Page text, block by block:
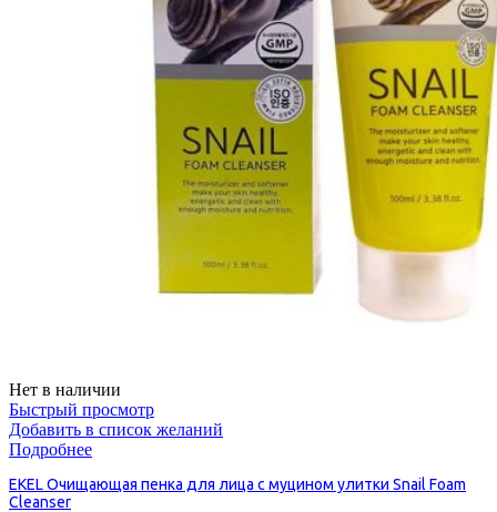
Нет в наличии
Быстрый просмотр
Добавить в список желаний
Подробнее
EKEL Очищающая пенка для лица с муцином улитки Snail Foam
Cleanser